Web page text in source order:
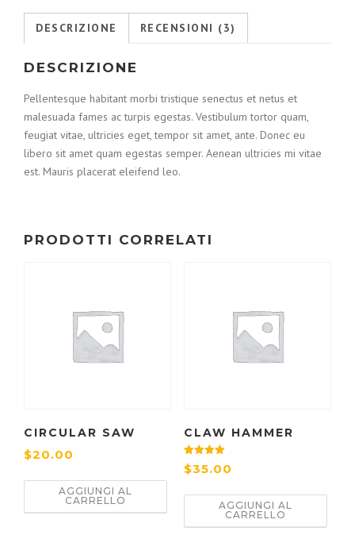
DESCRIZIONE RECENSIONI (3)
DESCRIZIONE
Pellentesque habitant morbi tristique senectus et netus et
malesuada fames ac turpis egestas. Vestibulum tortor quam,
feugiat vitae, ultricies eget, tempor sit amet, ante. Donec eu
libero sit amet quam egestas semper. Aenean ultricies mi vitae
est. Mauris placerat eleifend leo.
PRODOTTI CORRELATI
CIRCULAR SAW
$20.00
AGGIUNGI AL
CARRELLO
CLAW HAMMER
Valutato
4.50
$35.00
AGGIUNGI AL
CARRELLO